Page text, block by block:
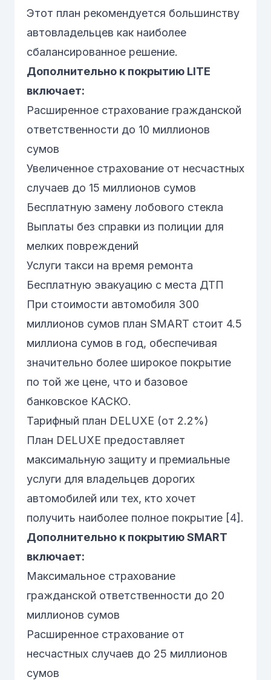
Этот план рекомендуется большинству
автовладельцев как наиболее
сбалансированное решение.
Дополнительно к покрытию LITE
включает:
Расширенное страхование гражданской
ответственности до 10 миллионов
сумов
Увеличенное страхование от несчастных
случаев до 15 миллионов сумов
Бесплатную замену лобового стекла
Выплаты без справки из полиции для
мелких повреждений
Услуги такси на время ремонта
Бесплатную эвакуацию с места ДТП
При стоимости автомобиля 300
миллионов сумов план SMART стоит 4.5
миллиона сумов в год, обеспечивая
значительно более широкое покрытие
по той же цене, что и базовое
банковское КАСКО.
Тарифный план DELUXE (от 2.2%)
План DELUXE предоставляет
максимальную защиту и премиальные
услуги для владельцев дорогих
автомобилей или тех, кто хочет
получить наиболее полное покрытие [4].
Дополнительно к покрытию SMART
включает:
Максимальное страхование
гражданской ответственности до 20
миллионов сумов
Расширенное страхование от
несчастных случаев до 25 миллионов
сумов